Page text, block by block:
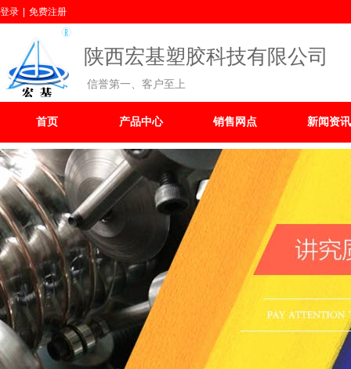
信誉第一、客户至上
陕西宏基塑胶科技有限公司
首页 产品中心 销售网点 新闻资讯
登录 免费注册